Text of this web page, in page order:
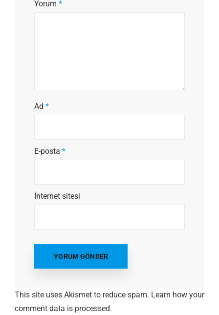
Yorum *
Ad *
E-posta *
İnternet sitesi
This site uses Akismet to reduce spam. Learn how your
comment data is processed.